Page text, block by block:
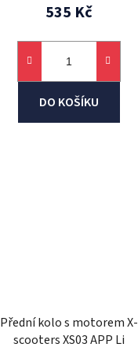
535 Kč
DO KOŠÍKU
Přední kolo s motorem X-
scooters XS03 APP Li